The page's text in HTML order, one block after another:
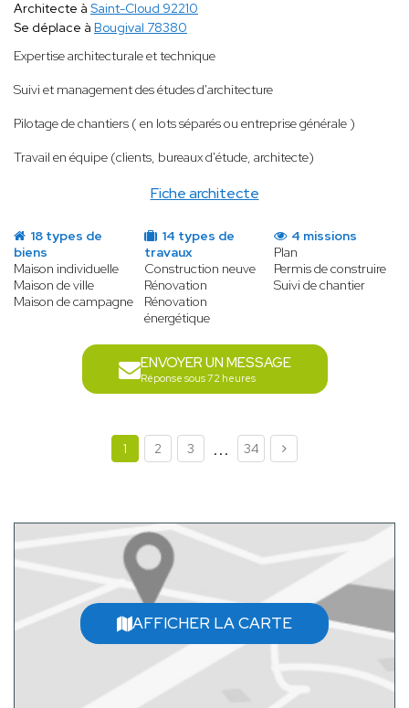
Fiche architecte
Architecte à Saint-Cloud 92210
Se déplace à Bougival 78380
Expertise architecturale et technique
Suivi et management des études d'architecture
Pilotage de chantiers ( en lots séparés ou entreprise générale )
Travail en équipe (clients, bureaux d'étude, architecte)
18 types de
biens
Maison individuelle
Maison de ville
Maison de campagne
14 types de
travaux
Construction neuve
Rénovation
Rénovation
énergétique
4 missions
Plan
Permis de construire
Suivi de chantier
ENVOYER UN MESSAGE
Réponse sous 72 heures
1 2 3 ... 34
AFFICHER LA CARTE